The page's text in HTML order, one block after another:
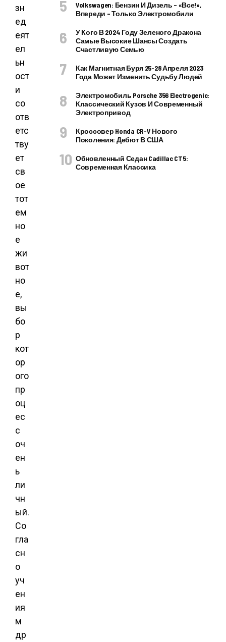
зн
ед
еят
ел
ьн
ост
и
со
отв
етс
тву
ет
св
ое
тот
ем
но
е
жи
вот
но
е,
вы
бо
р
кот
ор
ого
пр
оц
ес
с
оч
ен
ь
ли
чн
ый.
Со
гла
сн
о
уч
ен
ия
м
др
Volkswagen: Бензин И Дизель – «все!»,
Впереди – Только Электромобили
У Кого В 2024 Году Зеленого Дракона
Самые Высокие Шансы Создать
Счастливую Семью
Как Магнитная Буря 25-28 Апреля 2023
Года Может Изменить Судьбу Людей
Электромобиль Porsche 356 Electrogenic:
Классический Кузов И Современный
Электропривод
Кроссовер Honda CR-V Нового
Поколения: Дебют В США
Обновленный Седан Cadillac CT5:
Современная Классика